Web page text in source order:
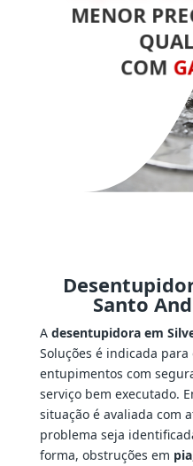
MENOR
COM
Santo
A desentupidora em
Soluções é indicada
entupimentos com
serviço bem executado.
situação é avaliada com
problema seja
forma, obstruções em pia